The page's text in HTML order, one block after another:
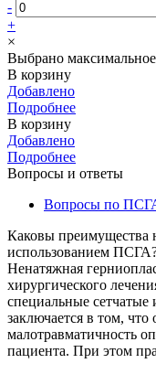
-
+
×
Выбрано максимальное
В корзину
Добавлено
Подробнее
В корзину
Добавлено
Подробнее
Вопросы и ответы
Вопросы по
Каковы преимущества
использованием
Ненатяжная
хирургического
специальные
заключается в том, что
малотравматичность
пациента. При этом